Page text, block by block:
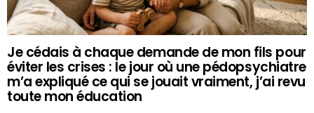
Je cédais à chaque demande de mon fils pour
éviter les crises : le jour où une pédopsychiatre
m’a expliqué ce qui se jouait vraiment, j’ai revu
toute mon éducation